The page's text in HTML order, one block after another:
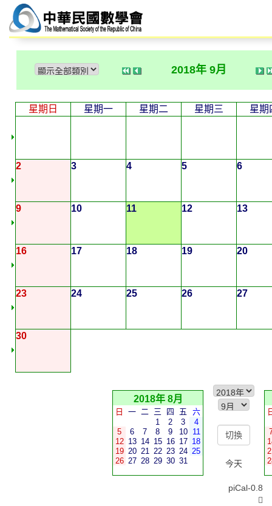
2018年 9月
星期日 星期一 星期二 星期三 星期
2 3 4 5 6
9 10 11 12 13
16 17 18 19 20
23 24 25 26 27
30
2018年 8月
日 一 二 三 四 五
六
1
2 3
4
5
6 7 8 9 10
11
12 13 14 15 16 17 18
19 20 21 22 23 24 25
26 27 28 29 30 31 今天
piCal-0.8